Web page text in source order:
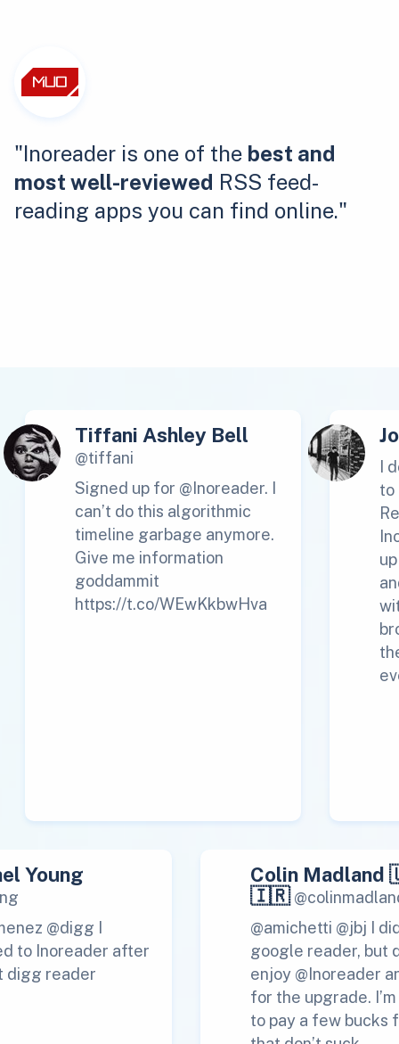
"Inoreader is one of the best and
most well-reviewed RSS feed-
reading apps you can find online."
Tiffani Ashley Bell
@tiffani
Signed up for @Inoreader. I
can’t do this algorithmic
timeline garbage anymore.
Give me information
goddammit
https://t.co/WEwKkbwHva
I
to
Young
@digg I
to Inoreader after
digg reader
Colin
🇮🇷
@amichetti @jbj I
google reader, but
enjoy @Inoreader
for the upgrade.
to pay a few bucks